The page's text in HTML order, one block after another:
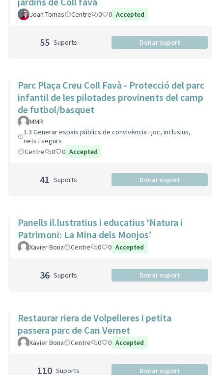
Joan Tomas Centre 0 0 Accepted
55 Suports Donar suport
Parc Plaça Creu Coll Favà - Protecció del parc
infantil de les pilotades provinents del camp
de futbol/basquet
MMR
1.3 Generar espais públics de convivència i joc, inclusius,
nets i segurs
Centre
0 0 Accepted
41 Suports Donar suport
Panells il.lustratius i educatius ‘Natura i
Patrimoni: La Mina dels Monjos’
Xavier Bona Centre 0 0 Accepted
36 Suports Donar suport
Restaurar riera de Volpelleres i petita
passera parc de Can Vernet
Xavier Bona Centre 0 0 Accepted
110 Suports Donar suport